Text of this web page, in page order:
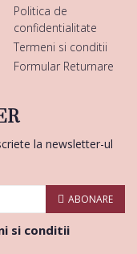
Politica de
confidentialitate
Termeni si conditii
Formular Returnare
la newsletter-ul
ABONARE
si conditii